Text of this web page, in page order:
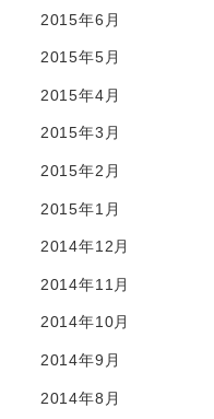
2015年6月
2015年5月
2015年4月
2015年3月
2015年2月
2015年1月
2014年12月
2014年11月
2014年10月
2014年9月
2014年8月